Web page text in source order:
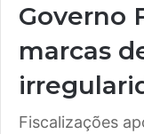
Governo
marcas
Fiscalizações